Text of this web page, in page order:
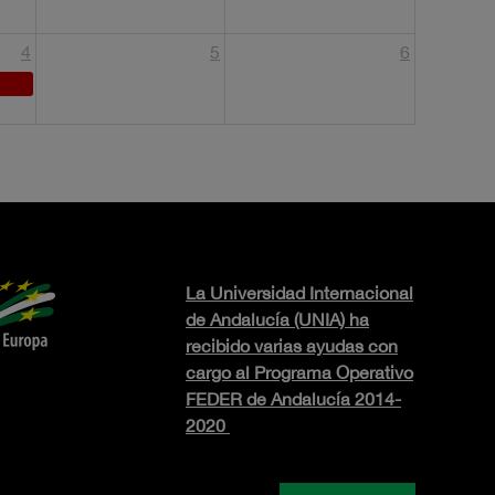
4 5 6
La Universidad Internacional
de Andalucía (UNIA) ha
recibido varias ayudas con
cargo al Programa Operativo
FEDER de Andalucía 2014-
2020